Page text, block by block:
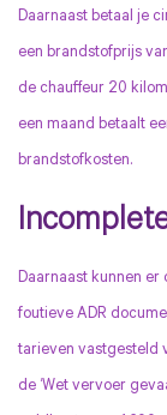
Daarnaast betaal je
een brandstofprijs
de chauffeur 20
een maand betaalt
brandstofkosten.
Daarnaast kunnen er
foutieve ADR
tarieven vastgesteld
de ‘Wet vervoer